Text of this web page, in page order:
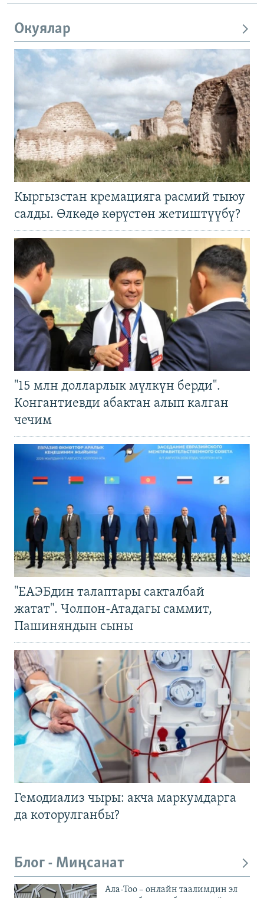
Окуялар
Кыргызстан кремацияга расмий тыюу
салды. Өлкөдө көрүстөн жетиштүүбү?
"15 млн долларлык мүлкүн берди".
Конгантиевди абактан алып калган
чечим
"ЕАЭБдин талаптары сакталбай
жатат". Чолпон-Атадагы саммит,
Пашиняндын сыны
Гемодиализ чыры: акча маркумдарга
да которулганбы?
Блог - Миңсанат
Ала-Тоо – онлайн таалимдин эл